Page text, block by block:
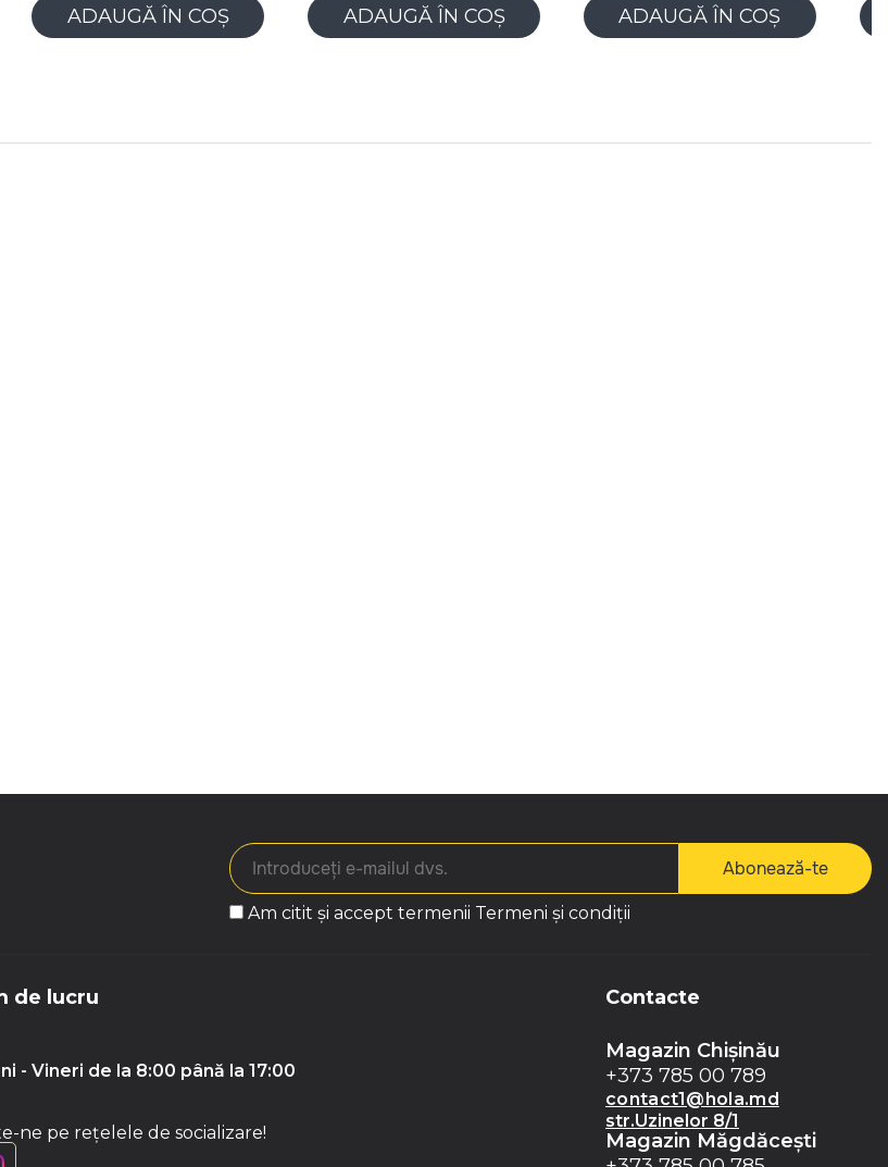
ADAUGĂ ÎN COȘ
ADAUGĂ ÎN COȘ
ADAUGĂ ÎN COȘ
Abonează-te
Am citit și accept termenii Termeni și condiții
de lucru
- Vineri de la 8:00 până la 17:00
ne pe rețelele de socializare!
Contacte
Magazin Chișinău
+373 785 00 789
contact1@hola.md
str.Uzinelor 8/1
Magazin Măgdăceşti